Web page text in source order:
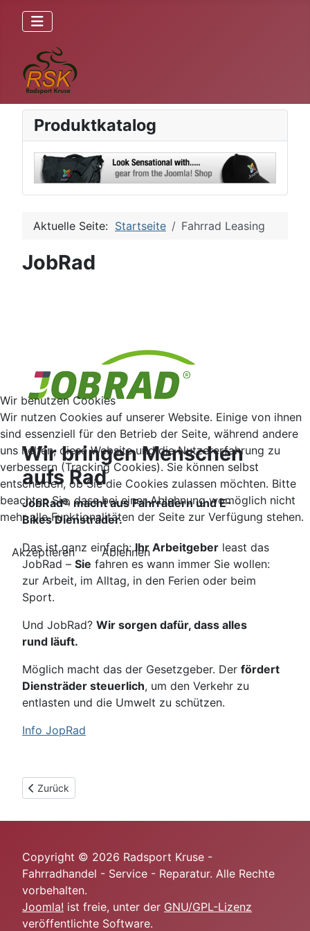
Produktkatalog
Aktuelle Seite: Startseite Fahrrad Leasing
JobRad
Wir bringen Menschen
aufs Rad
JobRad® macht aus Fahrrädern und E-
Bikes Diensträder.
Das ist ganz einfach:Ihr Arbeitgeber least das
JobRad – Sie fahren es wann immer Sie wollen:
zur Arbeit, im Alltag, in den Ferien oder beim
Sport.
Und JobRad? Wir sorgen dafür, dass alles
rund läuft.
Möglich macht das der Gesetzgeber. Der fördert
Diensträder steuerlich, um den Verkehr zu
entlasten und die Umwelt zu schützen.
Info JopRad
Vorheriger Beitrag: Öffnungszeiten
Zurück
Copyright © 2026 Radsport Kruse -
Fahrradhandel - Service - Reparatur. Alle Rechte
vorbehalten.
Joomla! ist freie, unter der GNU/GPL-Lizenz
veröffentlichte Software.
Wir benutzen Cookies
Wir nutzen Cookies auf unserer Website. Einige von ihnen
sind essenziell für den Betrieb der Seite, während andere
uns helfen, diese Website und die Nutzererfahrung zu
verbessern (Tracking Cookies). Sie können selbst
entscheiden, ob Sie die Cookies zulassen möchten. Bitte
beachten Sie, dass bei einer Ablehnung womöglich nicht
mehr alle Funktionalitäten der Seite zur Verfügung stehen.
Akzeptieren Ablehnen